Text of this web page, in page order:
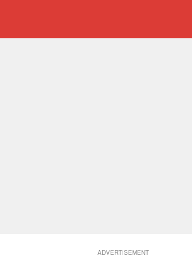
ADVERTISEMENT